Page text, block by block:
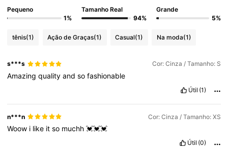
Pequeno
1%
Tamanho Real
94%
Grande
5%
tênis(1) Ação de Graças(1) Casual(1) Na moda(1)
s***s Cor: Cinza / Tamanho: S
Amazingqualityandsofashionable
Útil (1)
n***n Cor: Cinza / Tamanho: XS
Woow i like itso muchh💓💓💓
Útil (0)